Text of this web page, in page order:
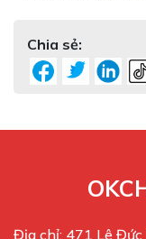
Chia sẻ:
Địa chỉ: 471 Lê Đức